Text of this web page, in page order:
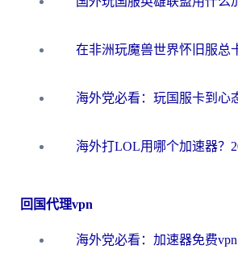
回国代理vpn